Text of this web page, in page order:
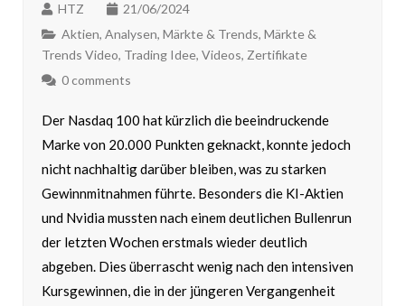
HTZ
21/06/2024
Aktien, Analysen, Märkte & Trends, Märkte &
Trends Video, Trading Idee, Videos, Zertifikate
0 comments
Der Nasdaq 100 hat kürzlich die beeindruckende
Marke von 20.000 Punkten geknackt, konnte jedoch
nicht nachhaltig darüber bleiben, was zu starken
Gewinnmitnahmen führte. Besonders die KI-Aktien
und Nvidia mussten nach einem deutlichen Bullenrun
der letzten Wochen erstmals wieder deutlich
abgeben. Dies überrascht wenig nach den intensiven
Kursgewinnen, die in der jüngeren Vergangenheit